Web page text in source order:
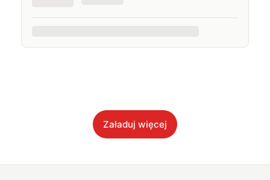
Załaduj więcej